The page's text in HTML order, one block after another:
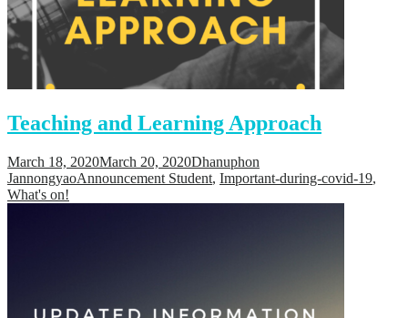
Teaching and Learning Approach
March 18, 2020March 20, 2020Dhanuphon
JannongyaoAnnouncement Student, Important-during-covid-19,
What's on!